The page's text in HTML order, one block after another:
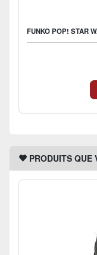
PRODUITS QUE